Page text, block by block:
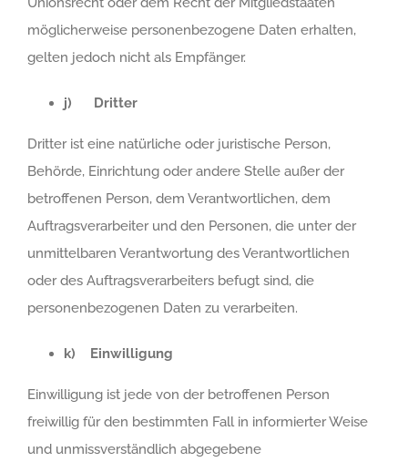
möglicherweise personenbezogene Daten erhalten,
gelten jedoch nicht als Empfänger.
j) Dritter
Dritter ist eine natürliche oder juristische Person,
Behörde, Einrichtung oder andere Stelle außer der
betroffenen Person, dem Verantwortlichen, dem
Auftragsverarbeiter und den Personen, die unter der
unmittelbaren Verantwortung des Verantwortlichen
oder des Auftragsverarbeiters befugt sind, die
personenbezogenen Daten zu verarbeiten.
k) Einwilligung
Einwilligung ist jede von der betroffenen Person
freiwillig für den bestimmten Fall in informierter Weise
und unmissverständlich abgegebene